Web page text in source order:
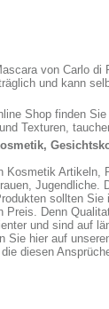
von Carlo di
und kann
Shop finden
Texturen,
Kosmetik Artikeln,
Jugendliche.
sollten
Preis. Denn
und sind auf
Sie hier auf
diesen